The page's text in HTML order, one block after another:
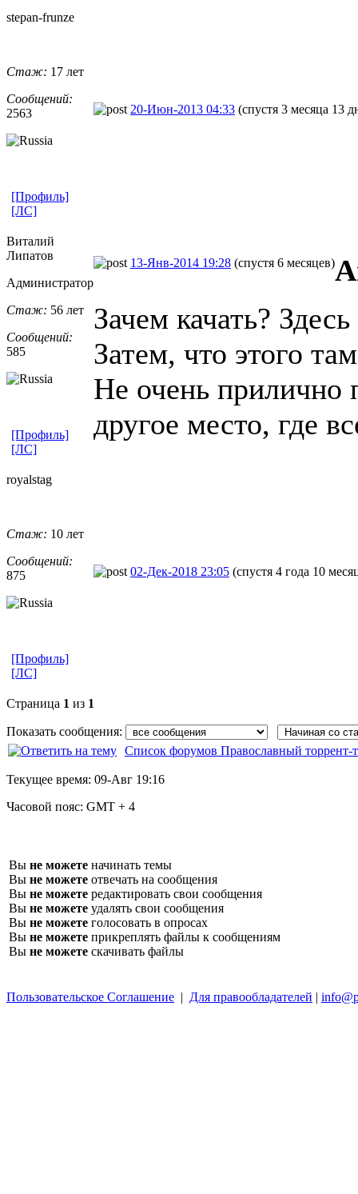
stepan-frunz​e
Стаж: 17 лет
Сообщений:
2563
20-Июн-2013 04:33 (спустя 3 месяца 13
[Профиль]
[ЛС]
Виталий
Липатов
Администратор
Стаж: 56 лет
Сообщений:
585
13-Янв-2014 19:28 (спустя 6 месяцев)
Зачем качать?
Затем, что этого
Не очень прилично
другое место, где
[Профиль]
[ЛС]
royalstag
Стаж: 10 лет
Сообщений:
875
02-Дек-2018 23:05 (спустя 4 года 10
[Профиль]
[ЛС]
Страница 1 из 1
Показать сообщения:
Список форумов Православный торрент-
Текущее время: 09-Авг 19:16
Часовой пояс: GMT + 4
Вы не можете начинать темы
Вы не можете отвечать на сообщения
Вы не можете редактировать свои сообщения
Вы не можете удалять свои сообщения
Вы не можете голосовать в опросах
Вы не можете прикреплять файлы к сообщениям
Вы не можете скачивать файлы
Пользовательское Соглашение | Для правообладателей |